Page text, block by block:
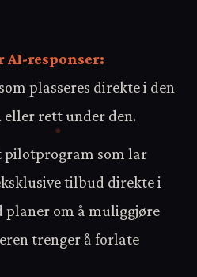
AI-responser:
plasseres direkte i den
eller rett under den.
pilotprogram som lar
tilbud direkte i
planer om å muliggjøre
trenger å forlate